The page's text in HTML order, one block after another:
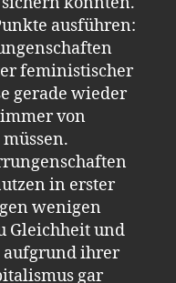
ausführen:
feministischer
gerade wieder
von
in erster
wenigen
Gleichheit und
aufgrund ihrer
gar